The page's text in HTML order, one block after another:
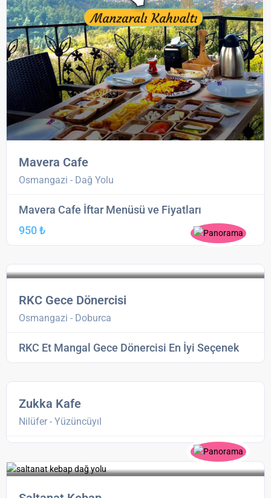
Mavera Cafe
Osmangazi - Dağ Yolu
Mavera Cafe İftar Menüsü ve Fiyatları
950 ₺
RKC Gece Dönercisi
Osmangazi - Doburca
RKC Et Mangal Gece Dönercisi En İyi Seçenek
Zukka Kafe
Nilüfer - Yüzüncüyıl